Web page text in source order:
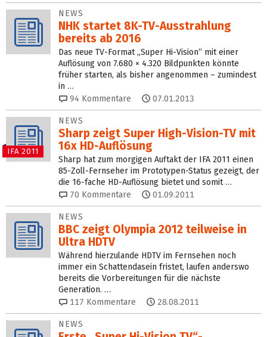
NEWS
NHK startet 8K-TV-Ausstrahlung
bereits ab 2016
Das neue TV-Format „Super Hi-Vision“ mit einer
Auflösung von 7.680 × 4.320 Bildpunkten könnte
früher starten, als bisher angenommen – zumindest
in …
94 Kommentare 07.01.2013
IFA 2011
NEWS
Sharp zeigt Super High-Vision-TV mit
16x HD-Auflösung
Sharp hat zum morgigen Auftakt der IFA 2011 einen
85-Zoll-Fernseher im Prototypen-Status gezeigt, der
die 16-fache HD-Auflösung bietet und somit …
70 Kommentare 01.09.2011
NEWS
BBC zeigt Olympia 2012 teilweise in
Ultra HDTV
Während hierzulande HDTV im Fernsehen noch
immer ein Schattendasein fristet, laufen anderswo
bereits die Vorbereitungen für die nächste
Generation. …
117 Kommentare 28.08.2011
NEWS